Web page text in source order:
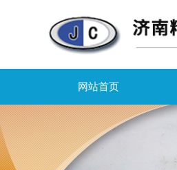
网站首页